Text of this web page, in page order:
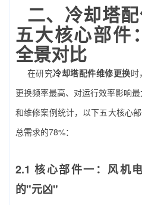
二、 冷却塔
五大核心部件
全景对比
在研究冷却塔配件维修更换时
更换频率最高、对运行效率影响
和维修案例统计，以下五大核心
总需求的78%：
2.1 核心部件一：风机
的"元凶"